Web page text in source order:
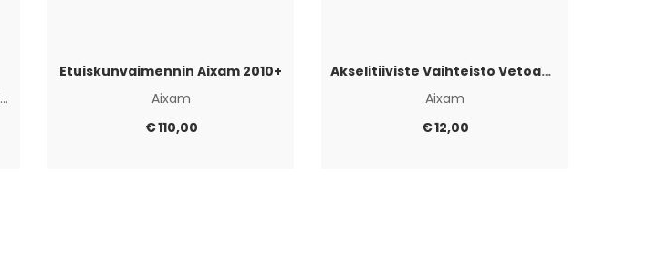
Etuiskunvaimennin Aixam 2010+
Aixam
€110,00
Akselitiiviste Vaihteisto Vetoakselin puoli Aixam
Aixam
€12,00